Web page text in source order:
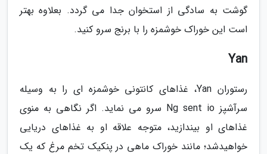
گوشت به سادگی از استخوان جدا می گردد. بعلاوه بهتر
است این خوراک خوشمزه را با برنج سرو کنید.
Yan
رستوران Yan، غذاهای کانتونی خوشمزه ای را به وسیله
سرآشپز Ng sent io سرو می نماید. اگر نگاهی به منوی
غذاهای او بیندازید، متوجه علاقه او به غذاهای دریایی
خواهیدشد؛ مانند خوراک ماهی در پنکیک تخم مرغ که یک